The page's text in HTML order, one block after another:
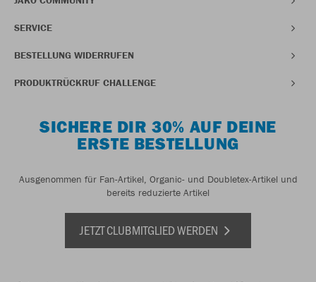
SERVICE
BESTELLUNG WIDERRUFEN
PRODUKTRÜCKRUF CHALLENGE
SICHERE DIR 30% AUF DEINE
ERSTE BESTELLUNG
Ausgenommen für Fan-Artikel, Organic- und Doubletex-Artikel und
bereits reduzierte Artikel
JETZT CLUBMITGLIED WERDEN